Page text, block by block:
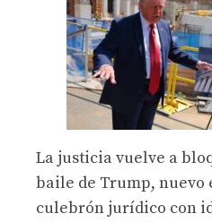
La justicia vuelve a
baile de Trump, nuevo
culebrón jurídico con